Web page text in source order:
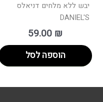
יבש ללא מלחים דניאלס
DANIEL'S
59.00 ₪
הוספה לסל